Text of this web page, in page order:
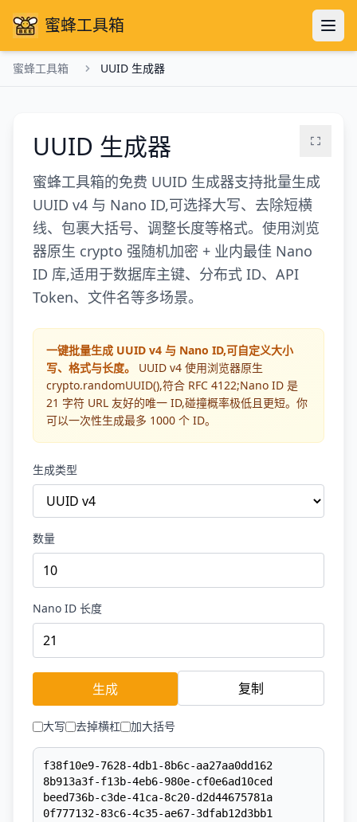
蜜蜂工具箱
蜜蜂工具箱 UUID 生成器
UUID 生成器
蜜蜂工具箱的免费 UUID 生成器支持批量生成
UUID v4 与 Nano ID,可选择大写、去除短横
线、包裹大括号、调整长度等格式。使用浏览
器原生 crypto 强随机加密 + 业内最佳 Nano
ID 库,适用于数据库主键、分布式 ID、API
Token、文件名等多场景。
一键批量生成 UUID v4 与 Nano ID,可自定义大小
写、格式与长度。
UUID v4 使用浏览器原生
crypto.randomUUID(),符合 RFC 4122;Nano ID 是
21 字符 URL 友好的唯一 ID,碰撞概率极低且更短。你
可以一次性生成最多 1000 个 ID。
生成类型
数量
Nano ID 长度
生成 复制
大写 去掉横杠 加大括号